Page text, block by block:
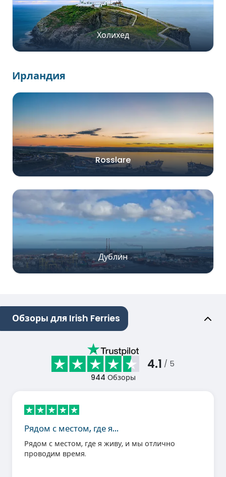
Холихед
Ирландия
Rosslare
Дублин
Обзоры для Irish Ferries
4.1 / 5
944 Обзоры
Рядом с местом, где я…
Рядом с местом, где я живу, и мы отлично
проводим время.